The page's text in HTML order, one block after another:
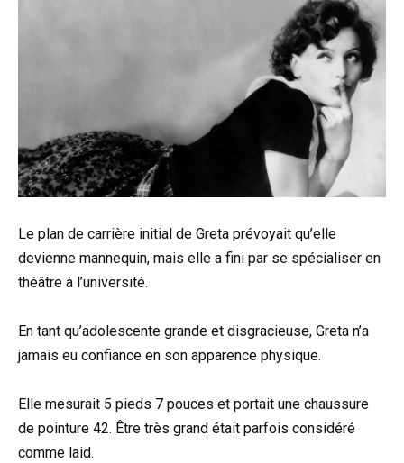
Le plan de carrière initial de Greta prévoyait qu’elle
devienne mannequin, mais elle a fini par se spécialiser en
théâtre à l’université.
En tant qu’adolescente grande et disgracieuse, Greta n’a
jamais eu confiance en son apparence physique.
Elle mesurait 5 pieds 7 pouces et portait une chaussure
de pointure 42. Être très grand était parfois considéré
comme laid.